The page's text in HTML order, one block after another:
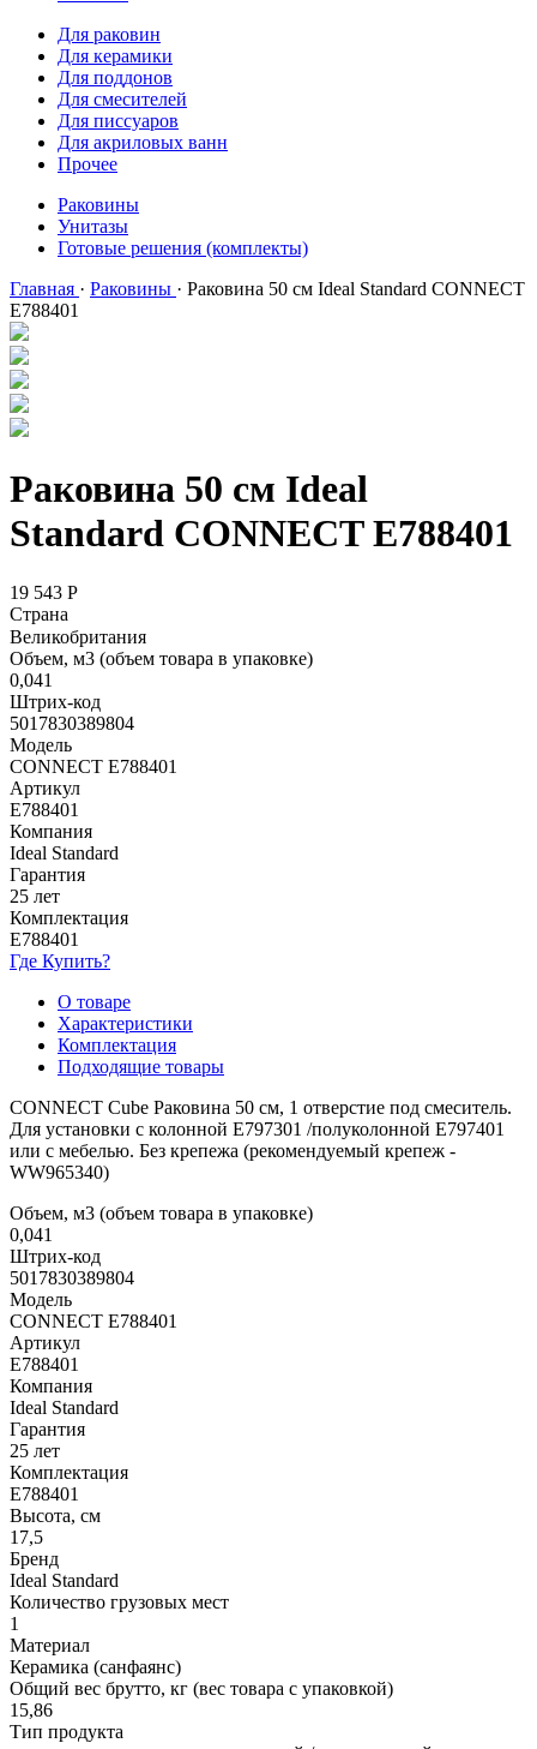
Для раковин
Для керамики
Для поддонов
Для смесителей
Для писсуаров
Для акриловых ванн
Прочее
Раковины
Унитазы
Готовые решения (комплекты)
Главная · Раковины · Раковина 50 см Ideal Standard CONNECT
E788401
Раковина 50 см Ideal
Standard CONNECT E788401
19 543 Р
Страна
Великобритания
Объем, м3 (объем товара в упаковке)
0,041
Штрих-код
5017830389804
Модель
CONNECT E788401
Артикул
E788401
Компания
Ideal Standard
Гарантия
25 лет
Комплектация
E788401
Где Купить?
О товаре
Характеристики
Комплектация
Подходящие товары
CONNECT Cube Раковина 50 см, 1 отверстие под смеситель.
Для установки с колонной E797301 /полуколонной E797401
или с мебелью. Без крепежа (рекомендуемый крепеж -
WW965340)
Объем, м3 (объем товара в упаковке)
0,041
Штрих-код
5017830389804
Модель
CONNECT E788401
Артикул
E788401
Компания
Ideal Standard
Гарантия
25 лет
Комплектация
E788401
Высота, см
17,5
Бренд
Ideal Standard
Количество грузовых мест
1
Материал
Керамика (санфаянс)
Общий вес брутто, кг (вес товара с упаковкой)
15,86
Тип продукта